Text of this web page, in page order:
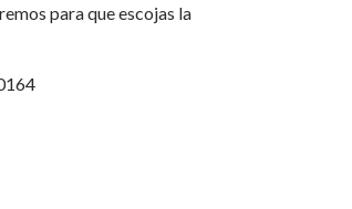
para que escojas la